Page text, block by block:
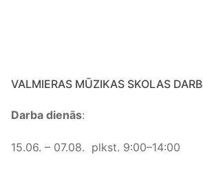
VALMIERAS MŪZIKAS SKOLAS
Darba dienās:
15.06. – 07.08. plkst. 9:00–14:00